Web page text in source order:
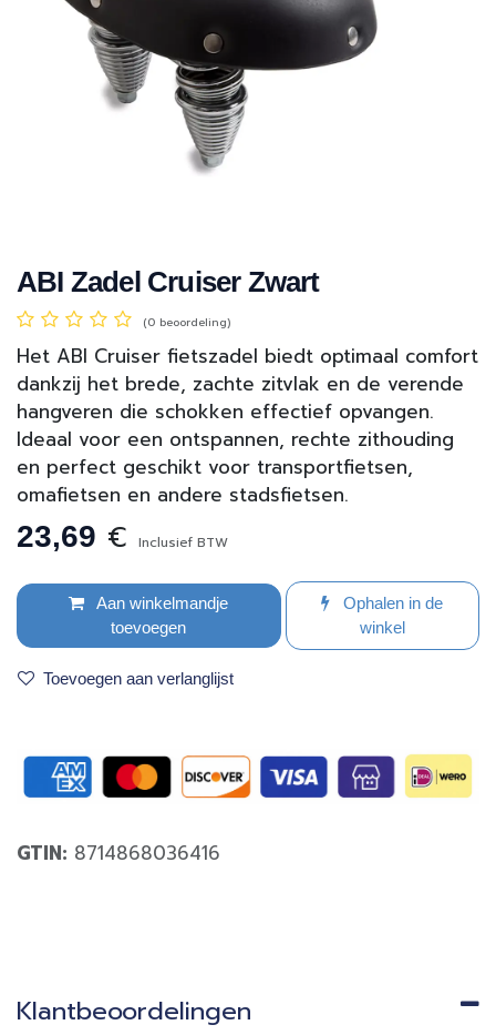
ABI Zadel Cruiser Zwart
(0 beoordeling)
Het ABI Cruiser fietszadel biedt optimaal comfort
dankzij het brede, zachte zitvlak en de verende
hangveren die schokken effectief opvangen.
Ideaal voor een ontspannen, rechte zithouding
en perfect geschikt voor transportfietsen,
omafietsen en andere stadsfietsen.
23,69 € Inclusief BTW
Aan winkelmandje
toevoegen
Ophalen in de
winkel
Toevoegen aan verlanglijst
GTIN: 8714868036416
Klantbeoordelingen